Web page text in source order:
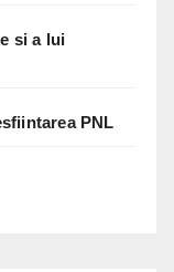
si a lui
PNL